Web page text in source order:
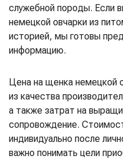
служебной породы. Если
немецкой овчарки из
историей, мы готовы
информацию.
Цена на щенка немецкой
из качества
а также затрат на
сопровождение.
индивидуально после
важно понимать цели